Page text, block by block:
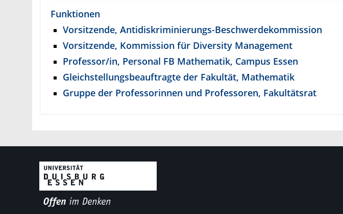
Funktionen
Vorsitzende, Antidiskriminierungs-Beschwerdekommission
Vorsitzende, Kommission für Diversity Management
Professor/in, Personal FB Mathematik, Campus Essen
Gleichstellungsbeauftragte der Fakultät, Mathematik
Gruppe der Professorinnen und Professoren, Fakultätsrat